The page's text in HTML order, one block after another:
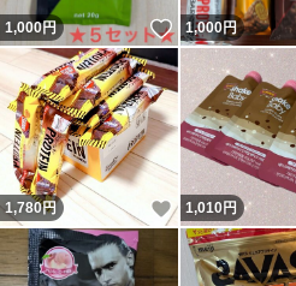
1,000円 いいね！
1,000円
1,780円 いいね！
1,010円